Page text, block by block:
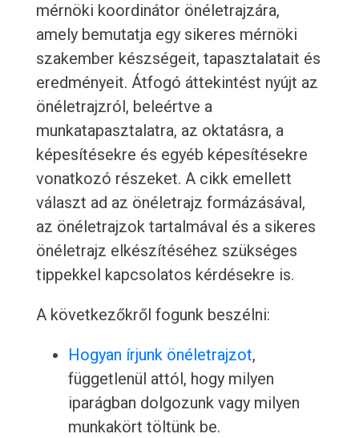
mérnöki koordinátor önéletrajzára,
amely bemutatja egy sikeres mérnöki
szakember készségeit, tapasztalatait és
eredményeit. Átfogó áttekintést nyújt az
önéletrajzról, beleértve a
munkatapasztalatra, az oktatásra, a
képesítésekre és egyéb képesítésekre
vonatkozó részeket. A cikk emellett
választ ad az önéletrajz formázásával,
az önéletrajzok tartalmával és a sikeres
önéletrajz elkészítéséhez szükséges
tippekkel kapcsolatos kérdésekre is.
A következőkről fogunk beszélni:
Hogyan írjunk önéletrajzot,
függetlenül attól, hogy milyen
iparágban dolgozunk vagy milyen
munkakört töltünk be.